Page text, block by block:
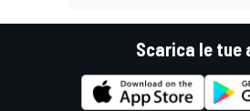
Scarica le tue